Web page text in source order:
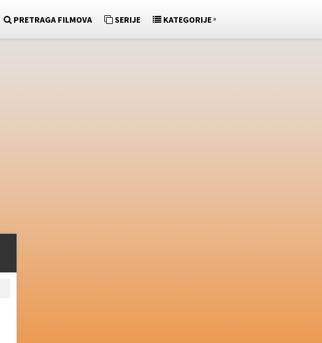
PRETRAGA FILMOVA SERIJE KATEGORIJE»